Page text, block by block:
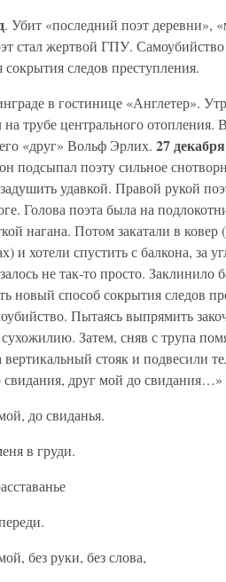
. Убит «последний поэт деревни»,
стал жертвой ГПУ.
следов преступления.
в гостинице «Англетер».
трубе центрального
«друг» Вольф Эрлих. 27 декабря
подсыпал поэту сильное
удавкой. Правой рукой
Голова поэта была на
нагана. Потом закатали в
и хотели спустить с балкона, за
не так-то просто.
новый способ сокрытия следов
Пытаясь выпрямить
Затем, сняв с трупа
стояк и подвесили
свидания, друг мой до свидания…»
до свиданья.
в груди.
без руки, без слова,